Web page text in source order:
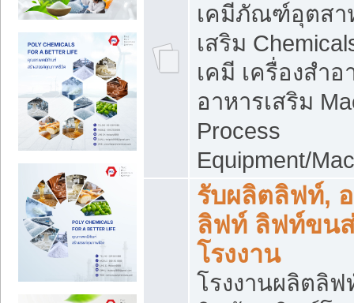
เคมีภัณฑ์อุตสา
เสริม
เคมี เครื่องสำ
อาหารเสริม
Process
Equipment/
รับผลิตลิฟท์,
ลิฟท์ ลิฟท์ขน
โรงงาน
โรงงานผลิตลิ